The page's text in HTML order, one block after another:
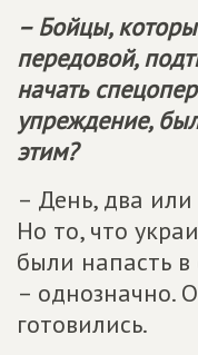
– Бойцы,
передовой,
начать
упреждение,
этим?
– День, два или
Но то, что
были напасть
– однозначно.
готовились.